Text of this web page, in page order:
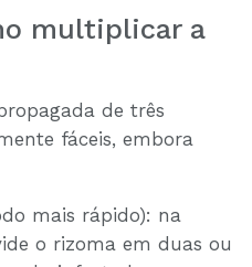
multiplicar a
de três
fáceis, embora
mais rápido): na
o rizoma em duas ou